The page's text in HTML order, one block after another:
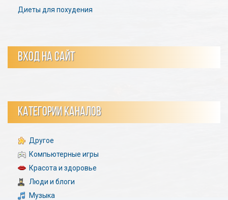
Диеты для похудения
ВХОД НА САЙТ
КАТЕГОРИИ КАНАЛОВ
Другое
Компьютерные игры
Красота и здоровье
Люди и блоги
Музыка